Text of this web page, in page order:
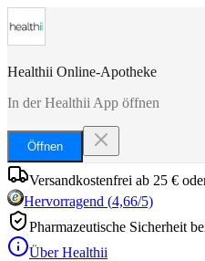
Healthii Online-Apotheke
In der Healthii App öffnen
Öffnen
Versandkostenfrei ab 25 €
Hervorragend (4,66/5)
Pharmazeutische Sicherheit
Über Healthii